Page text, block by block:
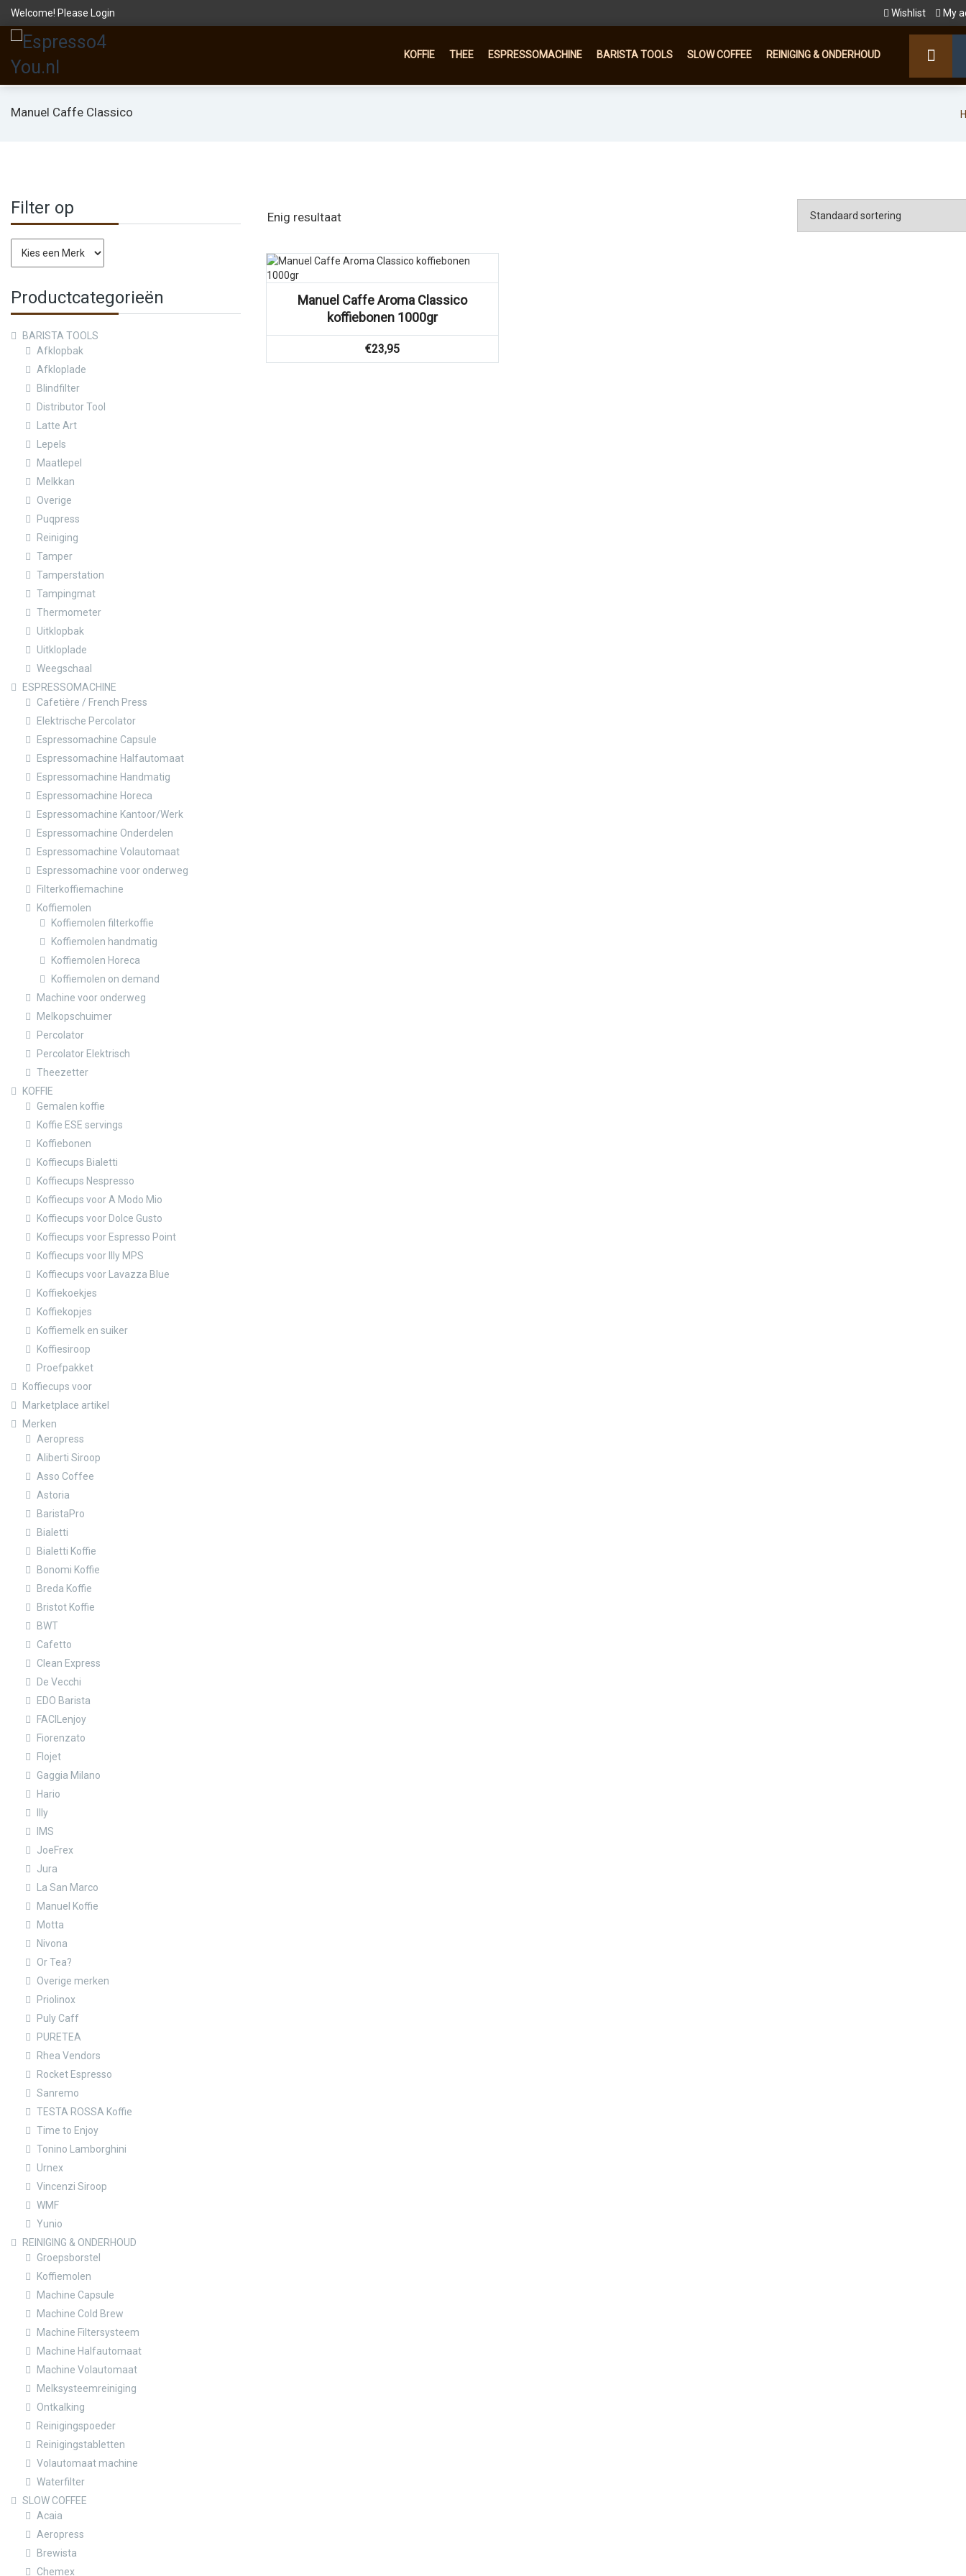
Welcome! Please Login Wishlist My
KOFFIE THEE ESPRESSOMACHINE BARISTA TOOLS SLOW COFFEE REINIGING & ONDERHOUD
Manuel Caffe Classico
Filter op
Productcategorieën
BARISTA TOOLS
Afklopbak
Afkloplade
Blindfilter
Distributor Tool
Latte Art
Lepels
Maatlepel
Melkkan
Overige
Puqpress
Reiniging
Tamper
Tamperstation
Tampingmat
Thermometer
Uitklopbak
Uitkloplade
Weegschaal
ESPRESSOMACHINE
Cafetière / French Press
Elektrische Percolator
Espressomachine Capsule
Espressomachine Halfautomaat
Espressomachine Handmatig
Espressomachine Horeca
Espressomachine Kantoor/Werk
Espressomachine Onderdelen
Espressomachine Volautomaat
Espressomachine voor onderweg
Filterkoffiemachine
Koffiemolen
Koffiemolen filterkoffie
Koffiemolen handmatig
Koffiemolen Horeca
Koffiemolen on demand
Machine voor onderweg
Melkopschuimer
Percolator
Percolator Elektrisch
Theezetter
KOFFIE
Gemalen koffie
Koffie ESE servings
Koffiebonen
Koffiecups Bialetti
Koffiecups Nespresso
Koffiecups voor A Modo Mio
Koffiecups voor Dolce Gusto
Koffiecups voor Espresso Point
Koffiecups voor Illy MPS
Koffiecups voor Lavazza Blue
Koffiekoekjes
Koffiekopjes
Koffiemelk en suiker
Koffiesiroop
Proefpakket
Koffiecups voor
Marketplace artikel
Merken
Aeropress
Aliberti Siroop
Asso Coffee
Astoria
BaristaPro
Bialetti
Bialetti Koffie
Bonomi Koffie
Breda Koffie
Bristot Koffie
BWT
Cafetto
Clean Express
De Vecchi
EDO Barista
FACILenjoy
Fiorenzato
Flojet
Gaggia Milano
Hario
Illy
IMS
JoeFrex
Jura
La San Marco
Manuel Koffie
Motta
Nivona
Or Tea?
Overige merken
Priolinox
Puly Caff
PURETEA
Rhea Vendors
Rocket Espresso
Sanremo
TESTA ROSSA Koffie
Time to Enjoy
Tonino Lamborghini
Urnex
Vincenzi Siroop
WMF
Yunio
REINIGING & ONDERHOUD
Groepsborstel
Koffiemolen
Machine Capsule
Machine Cold Brew
Machine Filtersysteem
Machine Halfautomaat
Machine Volautomaat
Melksysteemreiniging
Ontkalking
Reinigingspoeder
Reinigingstabletten
Volautomaat machine
Waterfilter
SLOW COFFEE
Acaia
Aeropress
Brewista
Chemex
Enig resultaat
Vergelijk
Manuel Caffe Aroma Classico
koffiebonen 1000gr
€23,95